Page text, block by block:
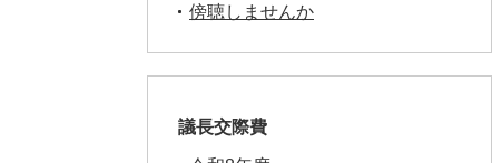
傍聴しませんか
議長交際費